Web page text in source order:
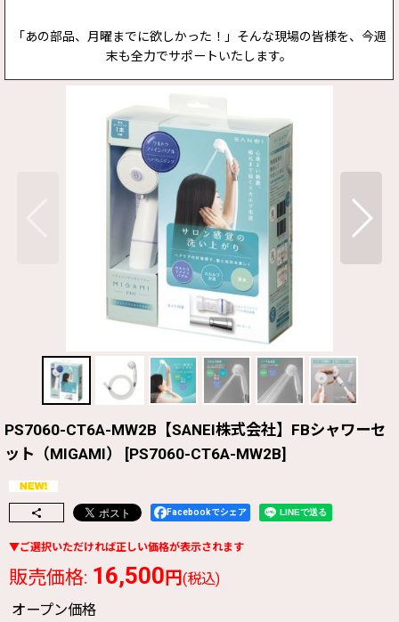
「あの部品、月曜までに欲しかった！」そんな現場の皆様を、今週
末も全力でサポートいたします。
PS7060-CT6A-MW2B【SANEI株式会社】FBシャワーセ
ット（MIGAMI）
[PS7060-CT6A-MW2B]
Facebookでシェア
販売価格: 16,500円(税込)
オープン価格